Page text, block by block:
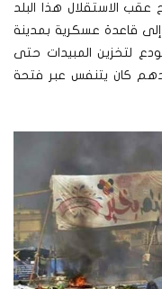
عقب الاستقلال هذا البلد
قاعدة عسكرية بمدينة
لتخزين المبيدات حتى
كان يتنفس عبر فتحة